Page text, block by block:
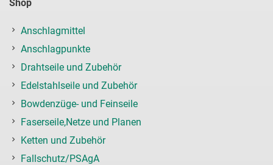
Shop
Anschlagmittel
Anschlagpunkte
Drahtseile und Zubehör
Edelstahlseile und Zubehör
Bowdenzüge- und Feinseile
Faserseile,Netze und Planen
Ketten und Zubehör
Fallschutz/PSAgA